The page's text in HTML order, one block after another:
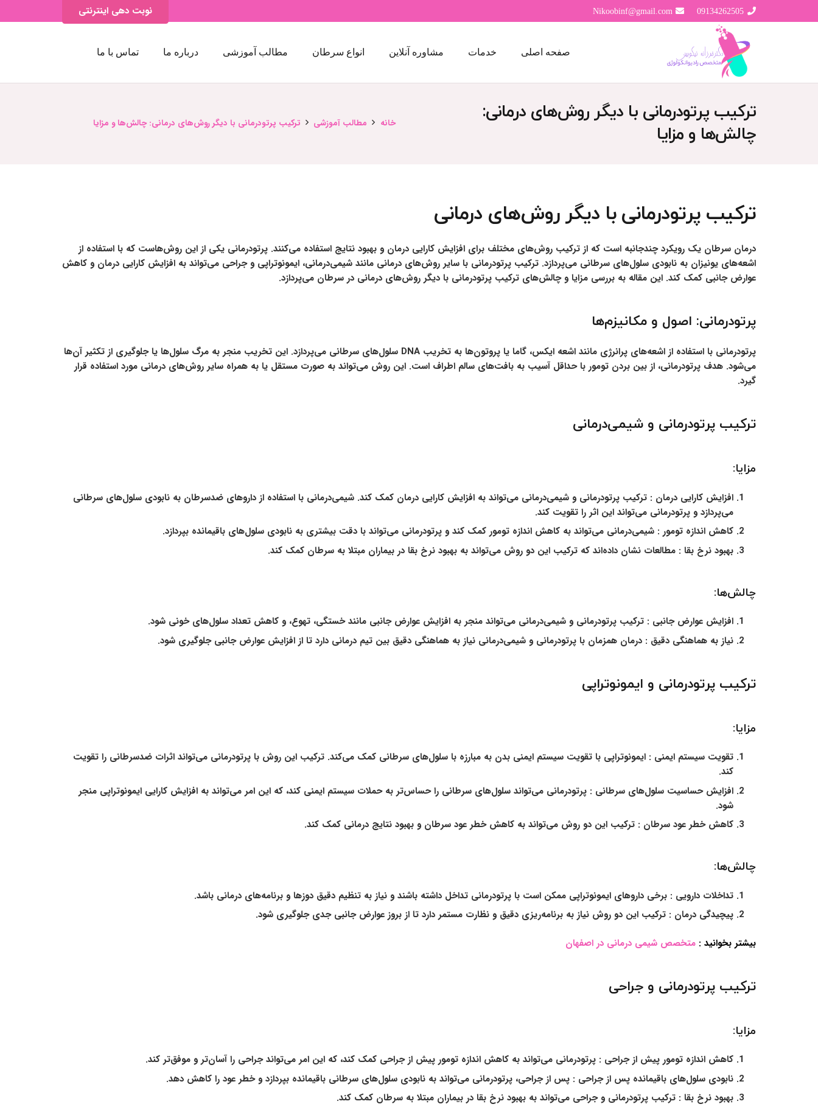
09134262505
Nikoobinf@gmail.com نوبت دهی اینترنتی
صفحه اصلی خدمات مشاوره آنلاین انواع سرطان مطالب آموزشی درباره ما تماس با ما
ترکیب پرتودرمانی با دیگر روش‌های درمانی:
چالش‌ها و مزایا
خانه مطالب آموزشی ترکیب پرتودرمانی با دیگر روش‌های درمانی: چالش‌ها و مزایا
ترکیب پرتودرمانی با دیگر روش‌های درمانی
درمان سرطان یک رویکرد چندجانبه است که از ترکیب روش‌های مختلف برای افزایش کارایی درمان و بهبود نتایج استفاده می‌کنند. پرتودرمانی یکی از این روش‌هاست که با استفاده از
اشعه‌های یونیزان به نابودی سلول‌های سرطانی می‌پردازد. ترکیب پرتودرمانی با سایر روش‌های درمانی مانند شیمی‌درمانی، ایمونوتراپی و جراحی می‌تواند به افزایش کارایی درمان و کاهش
عوارض جانبی کمک کند. این مقاله به بررسی مزایا و چالش‌های ترکیب پرتودرمانی با دیگر روش‌های درمانی در سرطان می‌پردازد.
پرتودرمانی: اصول و مکانیزم‌ها
پرتودرمانی با استفاده از اشعه‌های پرانرژی مانند اشعه ایکس، گاما یا پروتون‌ها به تخریب DNA سلول‌های سرطانی می‌پردازد. این تخریب منجر به مرگ سلول‌ها یا جلوگیری از تکثیر آن‌ها
می‌شود. هدف پرتودرمانی، از بین بردن تومور با حداقل آسیب به بافت‌های سالم اطراف است. این روش می‌تواند به صورت مستقل یا به همراه سایر روش‌های درمانی مورد استفاده قرار
گیرد.
ترکیب پرتودرمانی و شیمی‌درمانی
مزایا:
افزایش کارایی درمان : ترکیب پرتودرمانی و شیمی‌درمانی می‌تواند به افزایش کارایی درمان کمک کند. شیمی‌درمانی با استفاده از داروهای ضدسرطان به نابودی سلول‌های سرطانی
می‌پردازد و پرتودرمانی می‌تواند این اثر را تقویت کند.
کاهش اندازه تومور : شیمی‌درمانی می‌تواند به کاهش اندازه تومور کمک کند و پرتودرمانی می‌تواند با دقت بیشتری به نابودی سلول‌های باقیمانده بپردازد.
بهبود نرخ بقا : مطالعات نشان داده‌اند که ترکیب این دو روش می‌تواند به بهبود نرخ بقا در بیماران مبتلا به سرطان کمک کند.
چالش‌ها:
افزایش عوارض جانبی : ترکیب پرتودرمانی و شیمی‌درمانی می‌تواند منجر به افزایش عوارض جانبی مانند خستگی، تهوع، و کاهش تعداد سلول‌های خونی شود.
نیاز به هماهنگی دقیق : درمان همزمان با پرتودرمانی و شیمی‌درمانی نیاز به هماهنگی دقیق بین تیم درمانی دارد تا از افزایش عوارض جانبی جلوگیری شود.
ترکیب پرتودرمانی و ایمونوتراپی
مزایا:
تقویت سیستم ایمنی : ایمونوتراپی با تقویت سیستم ایمنی بدن به مبارزه با سلول‌های سرطانی کمک می‌کند. ترکیب این روش با پرتودرمانی می‌تواند اثرات ضدسرطانی را تقویت
کند.
افزایش حساسیت سلول‌های سرطانی : پرتودرمانی می‌تواند سلول‌های سرطانی را حساس‌تر به حملات سیستم ایمنی کند، که این امر می‌تواند به افزایش کارایی ایمونوتراپی منجر
شود.
کاهش خطر عود سرطان : ترکیب این دو روش می‌تواند به کاهش خطر عود سرطان و بهبود نتایج درمانی کمک کند.
چالش‌ها:
تداخلات دارویی : برخی داروهای ایمونوتراپی ممکن است با پرتودرمانی تداخل داشته باشند و نیاز به تنظیم دقیق دوزها و برنامه‌های درمانی باشد.
پیچیدگی درمان : ترکیب این دو روش نیاز به برنامه‌ریزی دقیق و نظارت مستمر دارد تا از بروز عوارض جانبی جدی جلوگیری شود.
بیشتر بخوانید : متخصص شیمی درمانی در اصفهان
ترکیب پرتودرمانی و جراحی
مزایا:
کاهش اندازه تومور پیش از جراحی : پرتودرمانی می‌تواند به کاهش اندازه تومور پیش از جراحی کمک کند، که این امر می‌تواند جراحی را آسان‌تر و موفق‌تر کند.
نابودی سلول‌های باقیمانده پس از جراحی : پس از جراحی، پرتودرمانی می‌تواند به نابودی سلول‌های سرطانی باقیمانده بپردازد و خطر عود را کاهش دهد.
بهبود نرخ بقا : ترکیب پرتودرمانی و جراحی می‌تواند به بهبود نرخ بقا در بیماران مبتلا به سرطان کمک کند.